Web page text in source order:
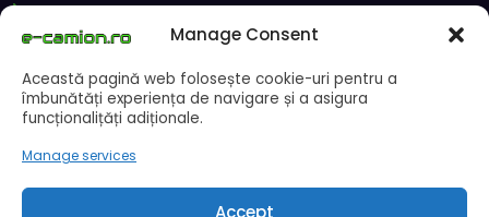
Manage Consent
Această pagină web folosește cookie-uri pentru a
îmbunătăți experiența de navigare și a asigura
funcționalițăți adiționale.
Manage services
Accept
ePODCAST
Recent Posts
CNAIR: Aplicarea tarifelor TollRo va începe la 1 octombrie 2026